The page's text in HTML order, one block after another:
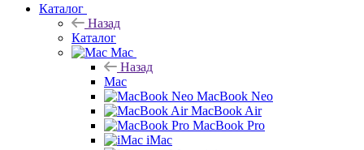
Каталог
Назад
Каталог
Mac
Назад
Mac
MacBook Neo
MacBook Air
MacBook Pro
iMac